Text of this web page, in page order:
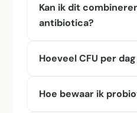
Kan ik dit
antibiotica?
Hoeveel CFU per
Hoe bewaar ik